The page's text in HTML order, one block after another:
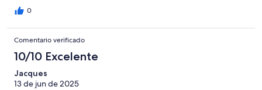
0
Comentario verificado
10/10 Excelente
Jacques
13 de jun de 2025